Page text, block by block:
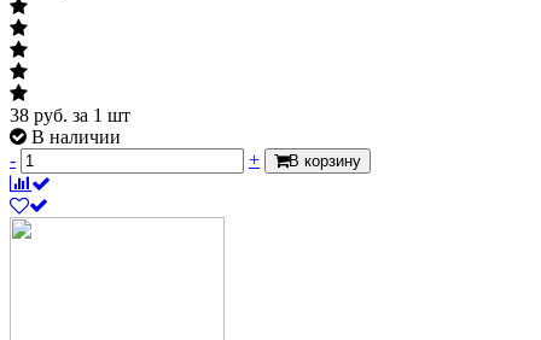
38 руб. за 1 шт
В наличии
-
+ В корзину